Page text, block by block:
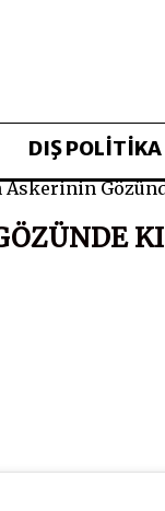
DIŞ POLİTİKA
Askerinin